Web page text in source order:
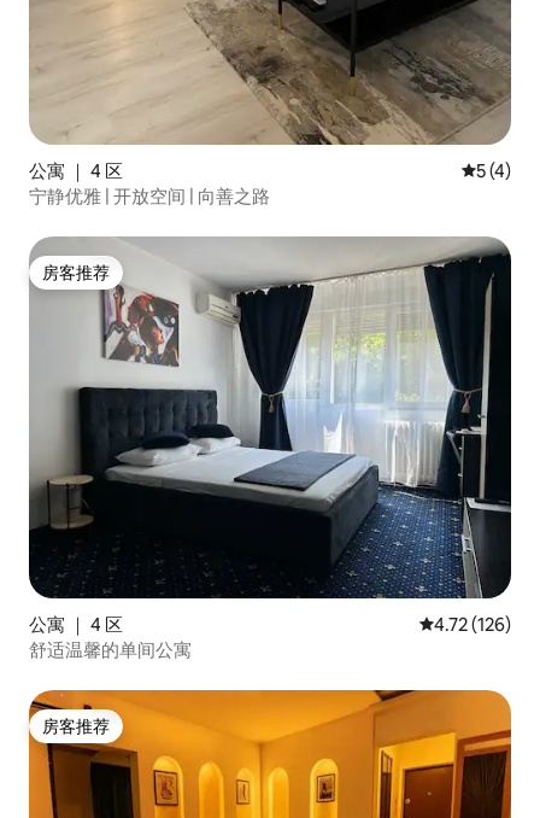
公寓 ｜ 4 区 平均评分
5 (4)
宁静优雅 | 开放空间 | 向善之路
房客推荐
房客推荐
公寓 ｜ 4 区 平均评分 4.72
4.72 (126)
舒适温馨的单间公寓
房客推荐
房客推荐